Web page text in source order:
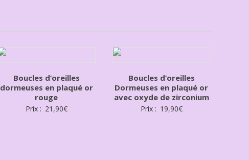
Boucles d’oreilles
dormeuses en plaqué or
rouge
Prix : 21,90€
Boucles d’oreilles
Dormeuses en plaqué or
avec oxyde de zirconium
Prix : 19,90€